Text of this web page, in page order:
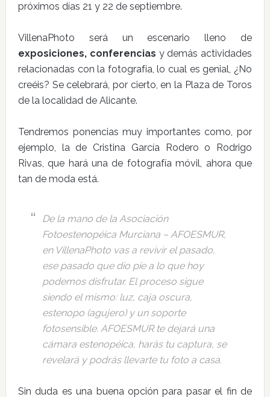
próximos días 21 y 22 de septiembre.
VillenaPhoto será un escenario lleno de
exposiciones, conferencias y demás actividades
relacionadas con la fotografía, lo cual es genial, ¿No
creéis? Se celebrará, por cierto, en la Plaza de Toros
de la localidad de Alicante.
Tendremos ponencias muy importantes como, por
ejemplo, la de Cristina García Rodero o Rodrigo
Rivas, que hará una de fotografía móvil, ahora que
tan de moda está.
De la mano de la Asociación
Fotoestenopéica Murciana – AFOESMUR,
en VillenaPhoto vas a revivir el pasado,
ese pasado que dio pie a lo que hoy
podemos disfrutar. El proceso sigue
siendo el mismo: luz, caja oscura,
estenopo (agujero) y un soporte
fotosensible. AFOESMUR te dejará una
cámara estenopéica, harás tu captura, se
revelará y podrás llevarte tu foto a casa.
Sin duda es una buena opción para pasar el fin de